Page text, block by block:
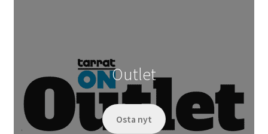
Outlet
Osta nyt